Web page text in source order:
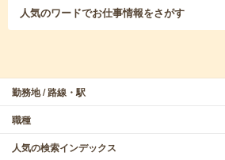
人気のワードでお仕事情報をさがす
勤務地 / 路線・駅
職種
人気の検索インデックス